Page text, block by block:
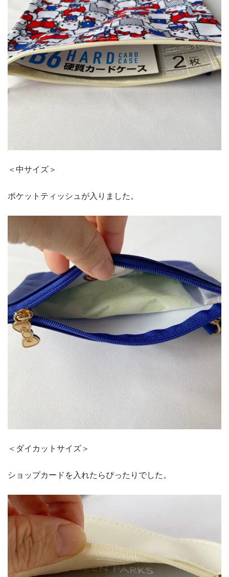
＜中サイズ＞
ポケットティッシュが入りました。
＜ダイカットサイズ＞
ショップカードを入れたらぴったりでした。